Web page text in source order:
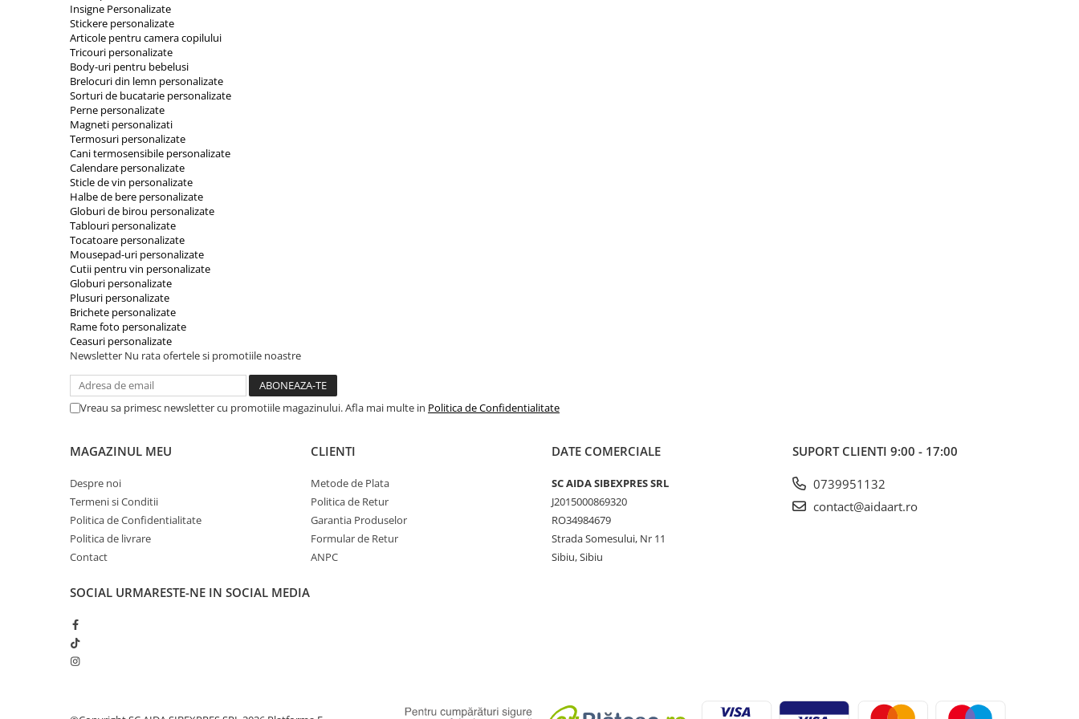
Insigne Personalizate
Stickere personalizate
Articole pentru camera copilului
Tricouri personalizate
Body-uri pentru bebelusi
Brelocuri din lemn personalizate
Sorturi de bucatarie personalizate
Perne personalizate
Magneti personalizati
Termosuri personalizate
Cani termosensibile personalizate
Calendare personalizate
Sticle de vin personalizate
Halbe de bere personalizate
Globuri de birou personalizate
Tablouri personalizate
Tocatoare personalizate
Mousepad-uri personalizate
Cutii pentru vin personalizate
Globuri personalizate
Plusuri personalizate
Brichete personalizate
Rame foto personalizate
Ceasuri personalizate
Newsletter Nu rata ofertele si promotiile noastre
Vreau sa primesc newsletter cu promotiile magazinului. Afla mai multe in Politica de Confidentialitate
MAGAZINUL MEU
Despre noi
Termeni si Conditii
Politica de Confidentialitate
Politica de livrare
Contact
CLIENTI
Metode de Plata
Politica de Retur
Garantia Produselor
Formular de Retur
ANPC
DATE COMERCIALE
SC AIDA SIBEXPRES SRL
J2015000869320
RO34984679
Strada Somesului, Nr 11
Sibiu, Sibiu
SUPORT CLIENTI 9:00 - 17:00
0739951132
contact@aidaart.ro
SOCIAL URMARESTE-NE IN SOCIAL MEDIA